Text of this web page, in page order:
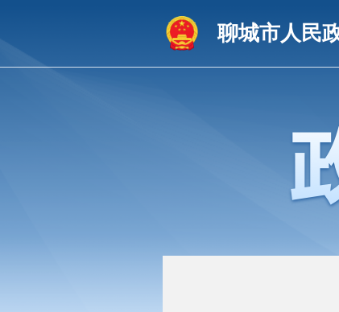
聊城市人民